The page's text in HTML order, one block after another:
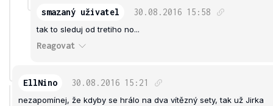
smazaný uživatel 30.08.2016 15:58
tak to sleduj od tretiho no...
Reagovat
EllNino 30.08.2016 15:21
nezapomínej, že kdyby se hrálo na dva vítězný sety, tak už Jirka